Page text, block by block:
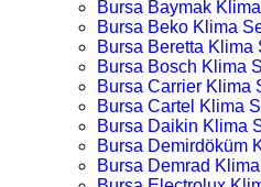
Bursa Baymak
Bursa Beko Klima
Bursa Beretta Klima
Bursa Bosch Klima
Bursa Carrier Klima
Bursa Cartel Klima
Bursa Daikin Klima
Bursa Demirdöküm
Bursa Demrad